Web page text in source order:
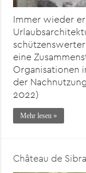
Immer wieder
eine
Organisationen
der
2022)
Mehr lesen »
Château de